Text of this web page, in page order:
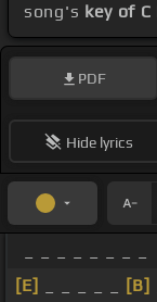
song's key of
PDF
Hide lyrics
[E]
[B]